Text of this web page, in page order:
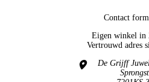
Contact
Eigen winkel in
Vertrouwd adres
De Grijff